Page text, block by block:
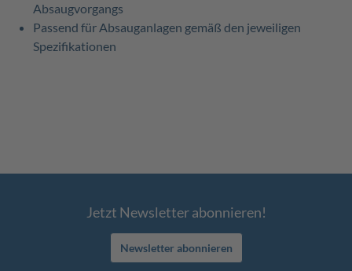
Absaugvorgangs
Passend für Absauganlagen gemäß den jeweiligen
Spezifikationen
Jetzt Newsletter abonnieren!
Newsletter abonnieren